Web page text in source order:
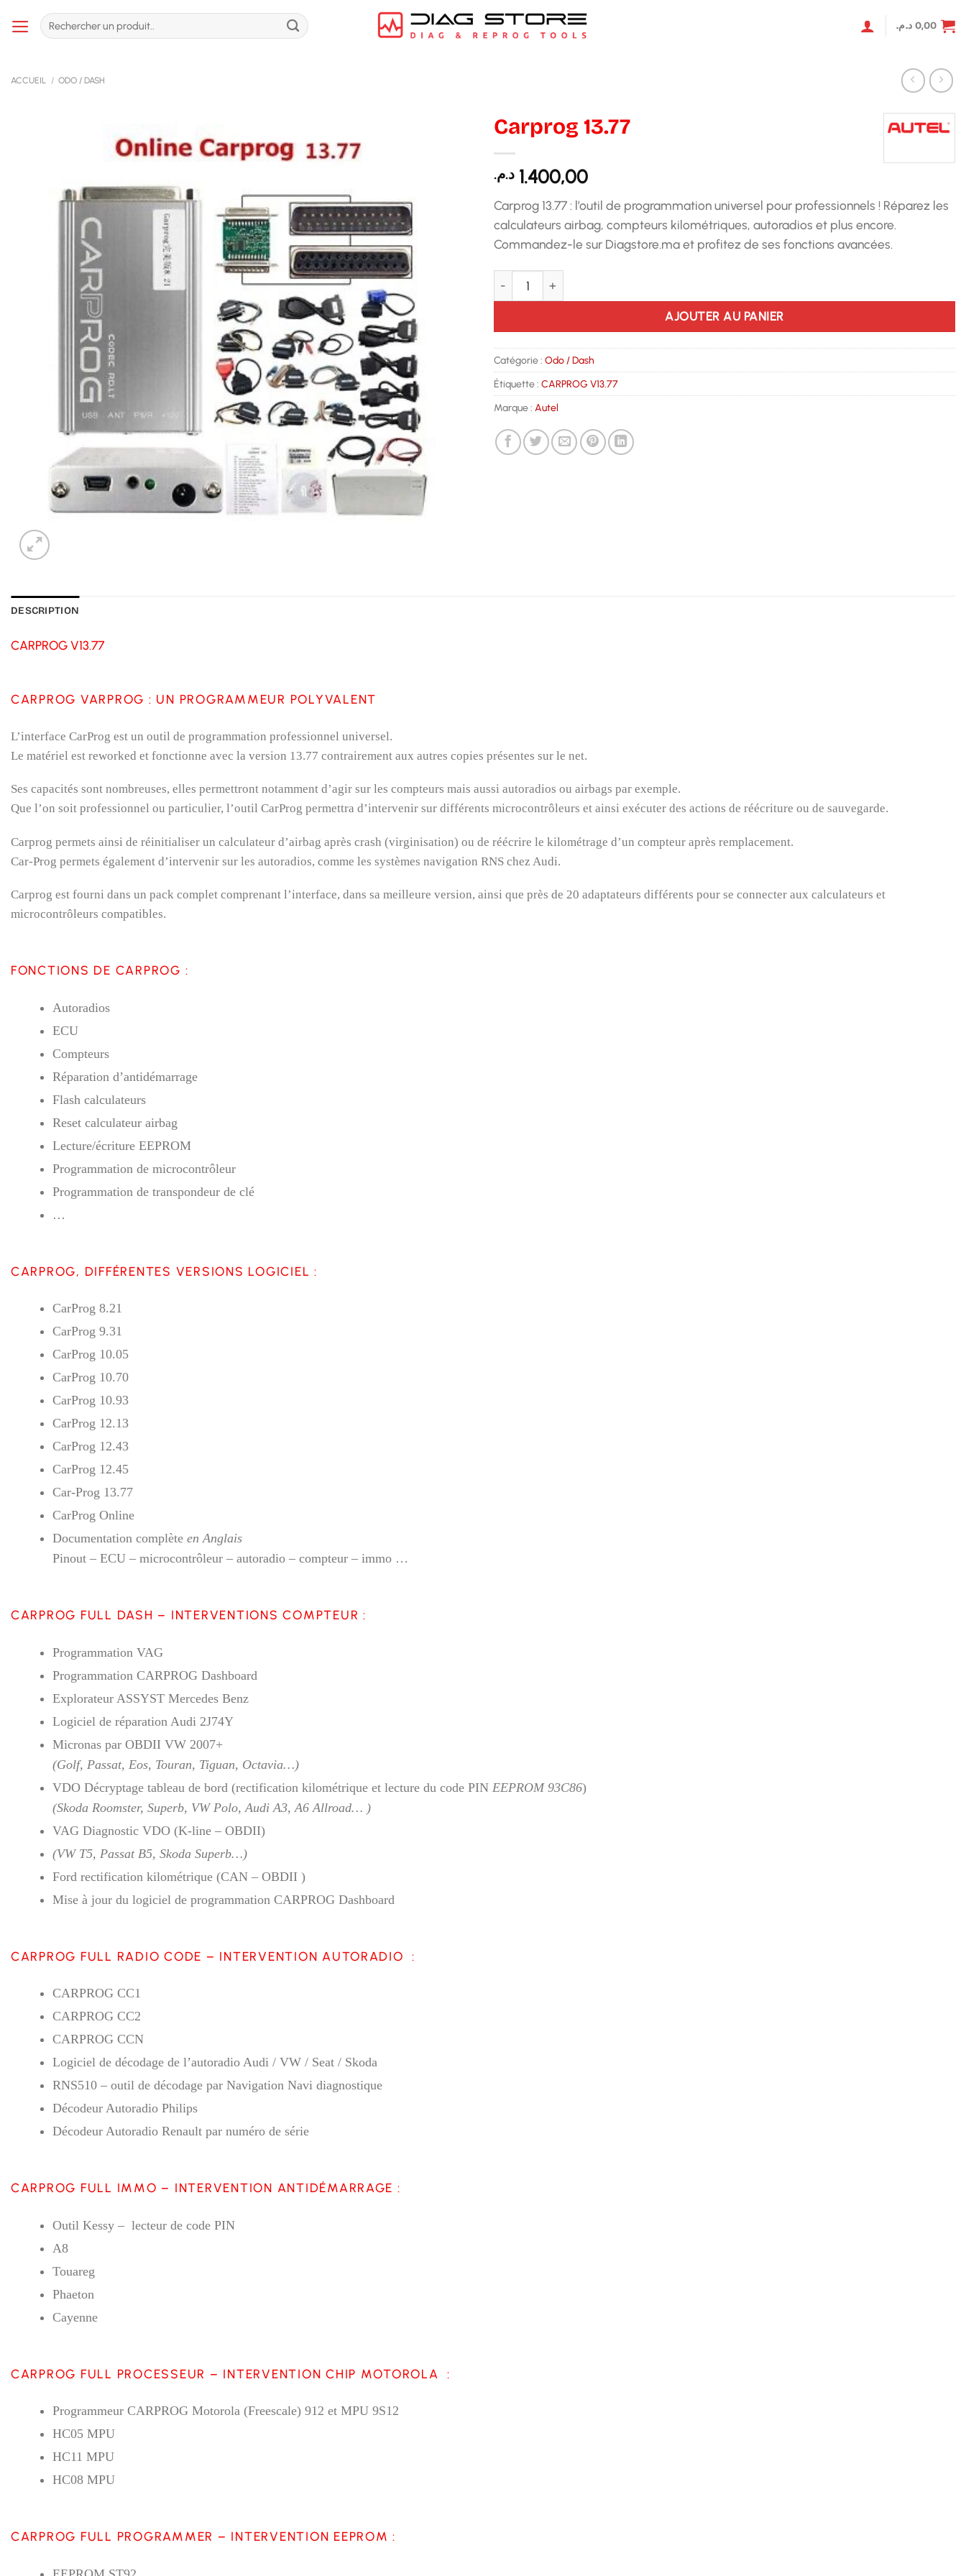
au
Recherche
pour :
0,00 د.م.
ACCUEIL / ODO / DASH
Carprog 13.77
1.400,00 د.م.
Carprog 13.77 : l’outil de programmation universel pour professionnels ! Réparez les
calculateurs airbag, compteurs kilométriques, autoradios et plus encore.
Commandez-le sur Diagstore.ma et profitez de ses fonctions avancées.
quantité de Carprog 13.77
AJOUTER AU PANIER
Catégorie : Odo / Dash
Étiquette : CARPROG V13.77
Marque : Autel
DESCRIPTION
CARPROG V13.77
CARPROG VARPROG : UN PROGRAMMEUR POLYVALENT
L’interface CarProg est un outil de programmation professionnel universel.
Le matériel est reworked et fonctionne avec la version 13.77 contrairement aux autres copies présentes sur le net.
Ses capacités sont nombreuses, elles permettront notamment d’agir sur les compteurs mais aussi autoradios ou airbags par exemple.
Que l’on soit professionnel ou particulier, l’outil CarProg permettra d’intervenir sur différents microcontrôleurs et ainsi exécuter des actions de réécriture ou de sauvegarde.
Carprog permets ainsi de réinitialiser un calculateur d’airbag après crash (virginisation) ou de réécrire le kilométrage d’un compteur après remplacement.
Car-Prog permets également d’intervenir sur les autoradios, comme les systèmes navigation RNS chez Audi.
Carprog est fourni dans un pack complet comprenant l’interface, dans sa meilleure version, ainsi que près de 20 adaptateurs différents pour se connecter aux calculateurs et
microcontrôleurs compatibles.
FONCTIONS DE CARPROG :
Autoradios
ECU
Compteurs
Réparation d’antidémarrage
Flash calculateurs
Reset calculateur airbag
Lecture/écriture EEPROM
Programmation de microcontrôleur
Programmation de transpondeur de clé
…
CARPROG, DIFFÉRENTES VERSIONS LOGICIEL :
CarProg 8.21
CarProg 9.31
CarProg 10.05
CarProg 10.70
CarProg 10.93
CarProg 12.13
CarProg 12.43
CarProg 12.45
Car-Prog 13.77
CarProg Online
Documentation complèteen Anglais
Pinout – ECU – microcontrôleur – autoradio – compteur – immo …
CARPROG FULL DASH – INTERVENTIONS COMPTEUR :
Programmation VAG
Programmation CARPROG Dashboard
Explorateur ASSYST Mercedes Benz
Logiciel de réparation Audi 2J74Y
Micronas par OBDII VW 2007+
(Golf, Passat, Eos, Touran, Tiguan, Octavia…)
VDO Décryptage tableau de bord (rectification kilométrique et lecture du code PIN EEPROM 93C86)
(Skoda Roomster, Superb, VW Polo, Audi A3, A6 Allroad… )
VAG Diagnostic VDO (K-line – OBDII)
(VW T5, Passat B5, Skoda Superb…)
Ford rectification kilométrique (CAN – OBDII )
Mise à jour du logiciel de programmation CARPROG Dashboard
CARPROG FULL RADIO CODE – INTERVENTION AUTORADIO :
CARPROG CC1
CARPROG CC2
CARPROG CCN
Logiciel de décodage de l’autoradio Audi / VW / Seat / Skoda
RNS510 – outil de décodage par Navigation Navi diagnostique
Décodeur Autoradio Philips
Décodeur Autoradio Renault par numéro de série
CARPROG FULL IMMO – INTERVENTION ANTIDÉMARRAGE :
Outil Kessy – lecteur de code PIN
A8
Touareg
Phaeton
Cayenne
CARPROG FULL PROCESSEUR – INTERVENTION CHIP MOTOROLA :
Programmeur CARPROG Motorola (Freescale) 912 et MPU 9S12
HC05 MPU
HC11 MPU
HC08 MPU
CARPROG FULL PROGRAMMER – INTERVENTION EEPROM :